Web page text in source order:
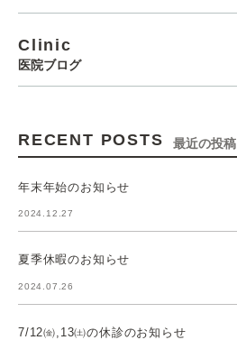
Clinic
医院ブログ
RECENT POSTS 最近の投稿
年末年始のお知らせ
2024.12.27
夏季休暇のお知らせ
2024.07.26
7/12㈮,13㈯の休診のお知らせ